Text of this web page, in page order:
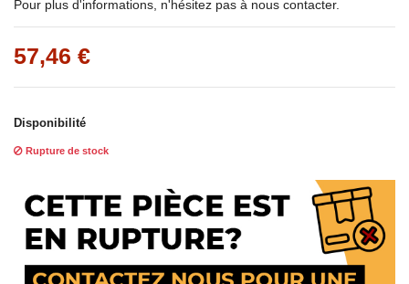
Pour plus d'informations, n'hésitez pas à nous contacter.
57,46 €
Disponibilité
Rupture de stock